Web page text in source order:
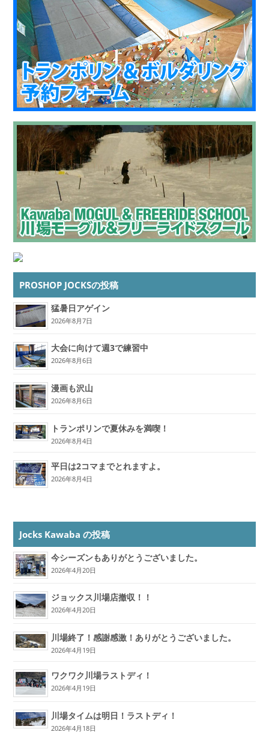
PROSHOP JOCKSの投稿
猛暑日アゲイン
2026年8月7日
大会に向けて週3で練習中
2026年8月6日
漫画も沢山
2026年8月6日
トランポリンで夏休みを満喫！
2026年8月4日
平日は2コマまでとれますよ。
2026年8月4日
Jocks Kawaba の投稿
今シーズンもありがとうございました。
2026年4月20日
ジョックス川場店撤収！！
2026年4月20日
川場終了！感謝感激！ありがとうございました。
2026年4月19日
ワクワク川場ラストディ！
2026年4月19日
川場タイムは明日！ラストディ！
2026年4月18日